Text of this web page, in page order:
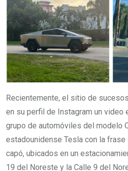
Recientemente, el sitio de
en su perfil de Instagram un video
grupo de automóviles del modelo
estadounidense Tesla con la frase
capó, ubicados en un
19 del Noreste y la Calle 9 del